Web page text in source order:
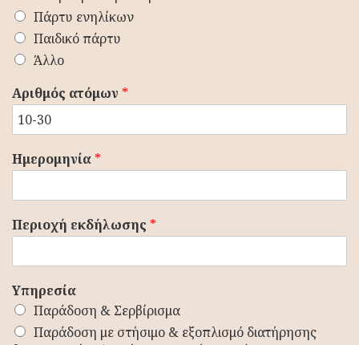
Πάρτυ ενηλίκων
Παιδικό πάρτυ
Άλλο
Αριθμός ατόμων *
Ημερομηνία *
Περιοχή εκδήλωσης *
Υπηρεσία
Παράδοση & Σερβίρισμα
Παράδοση με στήσιμο & εξοπλισμό διατήρησης